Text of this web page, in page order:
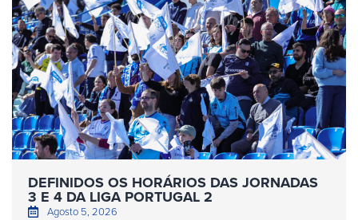
DEFINIDOS OS HORÁRIOS DAS JORNADAS
3 E 4 DA LIGA PORTUGAL 2
Agosto 5, 2026